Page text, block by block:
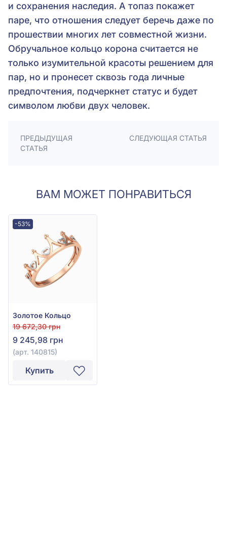
и сохранения наследия. А топаз покажет
паре, что отношения следует беречь даже по
прошествии многих лет совместной жизни.
Обручальное кольцо корона считается не
только изумительной красоты решением для
пар, но и пронесет сквозь года личные
предпочтения, подчеркнет статус и будет
символом любви двух человек.
ПРЕДЫДУЩАЯ
СТАТЬЯ
СЛЕДУЮЩАЯ СТАТЬЯ
ВАМ МОЖЕТ ПОНРАВИТЬСЯ
-53%
Золотое Кольцо
19 672,30 грн
9 245,98 грн
(арт. 140815)
Купить